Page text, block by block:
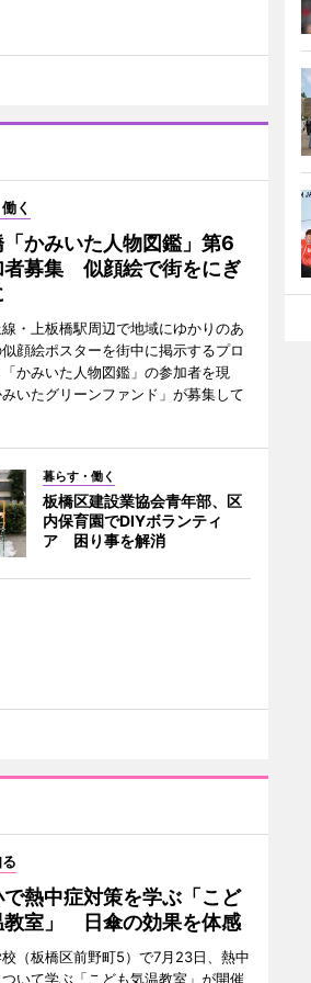
く
「かみいた人物図鑑」第6
者募集 似顔絵で街をにぎ
・上板橋駅周辺で地域にゆかりのあ
顔絵ポスターを街中に掲示するプロ
かみいた人物図鑑」の参加者を現
いたグリーンファンド」が募集して
暮らす・働く
板橋区建設業協会青年部、区
内保育園でDIYボランティ
ア 困り事を解消
熱中症対策を学ぶ「こど
教室」 日傘の効果を体感
（板橋区前野町5）で7月23日、熱中
いて学ぶ「こども気温教室」が開催